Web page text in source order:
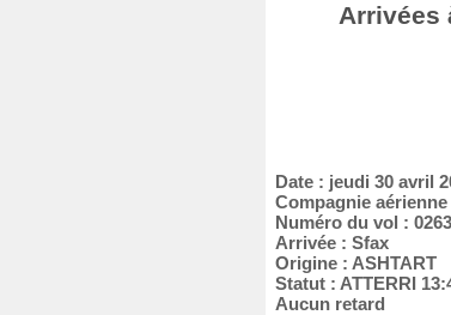
Arrivées
Date : jeudi 30 avril
Compagnie
Numéro du vol :
Arrivée : Sfax
Origine : ASHTART
Statut : ATTERRI
Aucun retard